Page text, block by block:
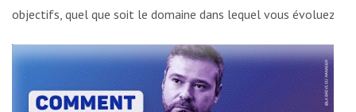
objectifs, quel que soit le domaine dans lequel vous évoluez.